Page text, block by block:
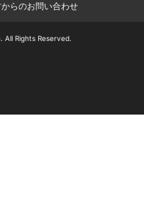
らのお問い合わせ
Rights Reserved.